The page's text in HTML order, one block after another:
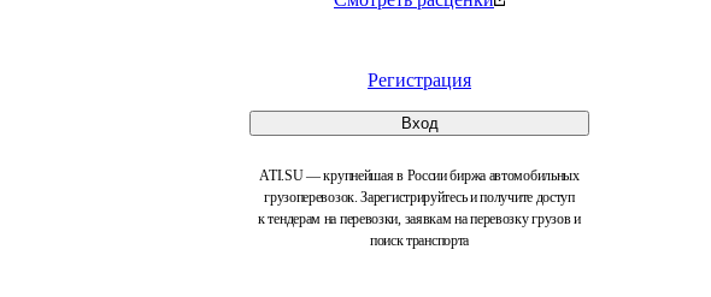
Регистрация
Вход
ATI.SU — крупнейшая в России биржа автомобильных
грузоперевозок. Зарегистрируйтесь и получите доступ
к тендерам на перевозки, заявкам на перевозку грузов и
поиск транспорта